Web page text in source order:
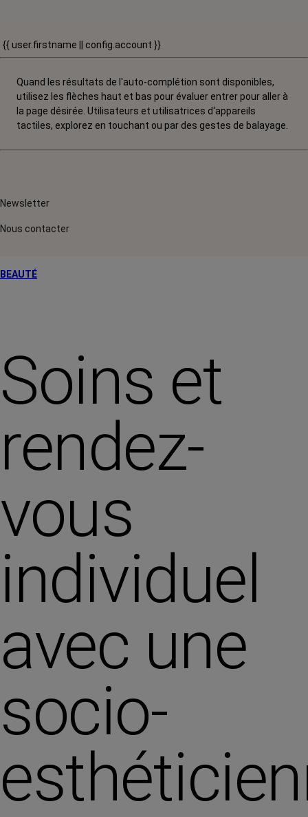
{{ user.firstname || config.account }}
Quand les résultats de l'auto-complétion sont disponibles,
utilisez les flèches haut et bas pour évaluer entrer pour aller à
la page désirée. Utilisateurs et utilisatrices d‘appareils
tactiles, explorez en touchant ou par des gestes de balayage.
Newsletter
Nous contacter
BEAUTÉ
Soins et
rendez-
vous
individuel
avec une
socio-